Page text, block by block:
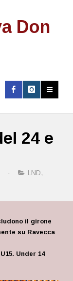
Don
24 e
· LND,
il girone
su Ravecca
Under 14